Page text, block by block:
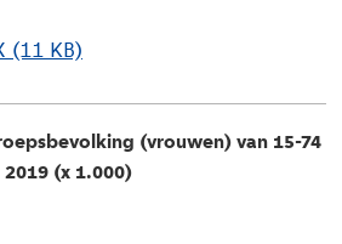
(11 KB)
(vrouwen) van 15-74
(x 1.000)